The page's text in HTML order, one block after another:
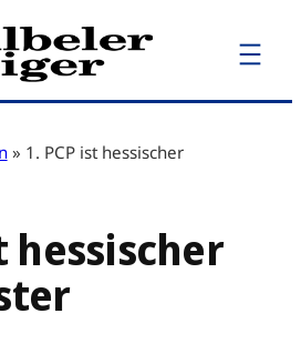
» 1. PCP ist hessischer
hessischer